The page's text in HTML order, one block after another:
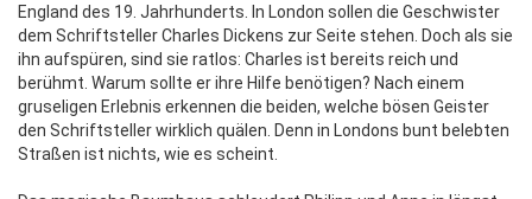
England des 19. Jahrhunderts. In London sollen die Geschwister
dem Schriftsteller Charles Dickens zur Seite stehen. Doch als sie
ihn aufspüren, sind sie ratlos: Charles ist bereits reich und
berühmt. Warum sollte er ihre Hilfe benötigen? Nach einem
gruseligen Erlebnis erkennen die beiden, welche bösen Geister
den Schriftsteller wirklich quälen. Denn in Londons bunt belebten
Straßen ist nichts, wie es scheint.